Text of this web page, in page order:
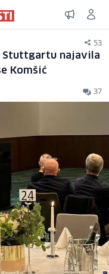
53
Stuttgartu najavila
Komšić
37